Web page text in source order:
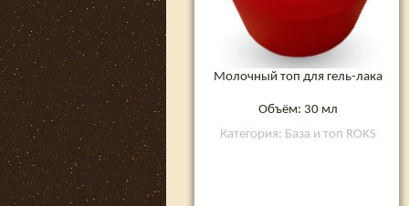
Молочный топ для гель-лака
Объём: 30 мл
Категория: База и топ ROKS